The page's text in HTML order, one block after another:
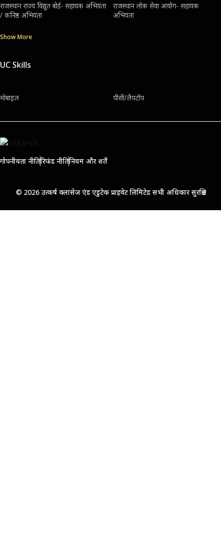
राजस्थान राज्य विद्युत बोर्ड- सहायक अभियंता
/ कनिष्ठ अभियंता
राजस्थान लोक सेवा आयोग- सहायक
अभियंता
Show More
UC Skills
मोबाइल पीसी/लैपटॉप
गोपनीयता नीतिरिफंड नीतिनियम और शर्तें
© 2026 उत्कर्ष क्लासेज एंड एडुटेक प्राइवेट लिमिटेड सभी अधिकार सुरक्षित